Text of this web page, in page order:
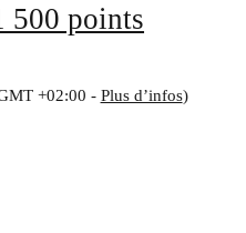
500 points
+02:00 - Plus d’infos)